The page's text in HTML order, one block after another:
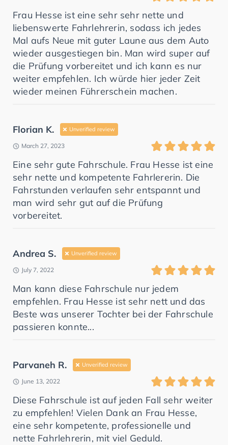
Frau Hesse ist eine sehr sehr nette und
liebenswerte Fahrlehrerin, sodass ich jedes
Mal aufs Neue mit guter Laune aus dem Auto
wieder ausgestiegen bin. Man wird super auf
die Prüfung vorbereitet und ich kann es nur
weiter empfehlen. Ich würde hier jeder Zeit
wieder meinen Führerschein machen.
Florian K. Unverified review
March 27, 2023
Eine sehr gute Fahrschule. Frau Hesse ist eine
sehr nette und kompetente Fahrlererin. Die
Fahrstunden verlaufen sehr entspannt und
man wird sehr gut auf die Prüfung
vorbereitet.
Andrea S. Unverified review
July 7, 2022
Man kann diese Fahrschule nur jedem
empfehlen. Frau Hesse ist sehr nett und das
Beste was unserer Tochter bei der Fahrschule
passieren konnte...
Parvaneh R. Unverified review
June 13, 2022
Diese Fahrschule ist auf jeden Fall sehr weiter
zu empfehlen! Vielen Dank an Frau Hesse,
eine sehr kompetente, professionelle und
nette Fahrlehrerin, mit viel Geduld.